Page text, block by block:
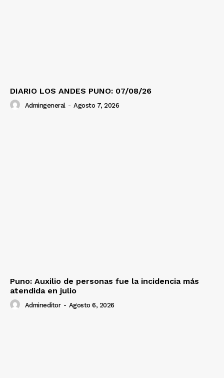
DIARIO LOS ANDES PUNO: 07/08/26
Admingeneral - Agosto 7, 2026
Puno: Auxilio de personas fue la incidencia más
atendida en julio
Admineditor - Agosto 6, 2026